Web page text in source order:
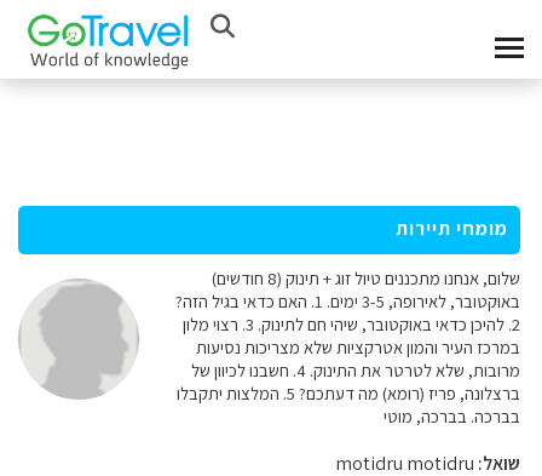
מומחי תיירות
שלום, אנחנו מתכננים טיול זוג + תינוק (8 חודשים)
באוקטובר, לאירופה, 3-5 ימים. 1. האם כדאי בגיל הזה?
2. להיכן כדאי באוקטובר, שיהי חם לתינוק. 3. רצוי מלון
במרכז העיר והמון אטרקציות שלא מצריכות נסיעות
מרובות, שלא לטרטר את התינוק. 4. חשבנו לכיוון של
ברצלונה, פריז (רומא) מה דעתכם? 5. המלצות יתקבלו
בברכה. בברכה, מוטי
שואל: